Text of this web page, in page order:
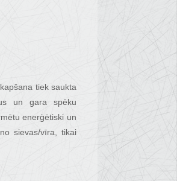
tiek saukta
un gara spēku
enerģētiski un
sievas/vīra, tikai